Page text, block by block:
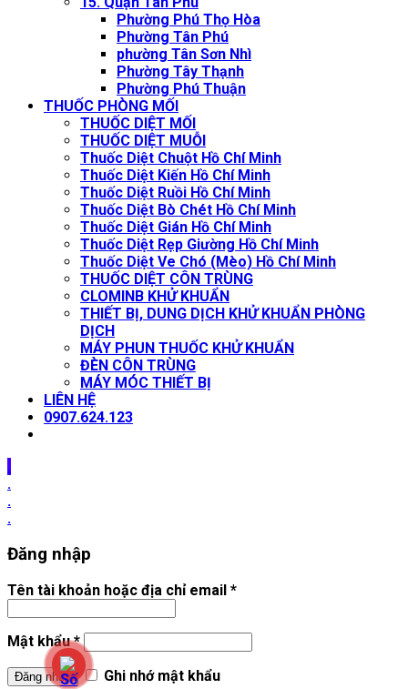
Phường Phú Thọ Hòa
Phường Tân Phú
phường Tân Sơn Nhì
Phường Tây Thạnh
Phường Phú Thuận
THUỐC PHÒNG MỐI
THUỐC DIỆT MỐI
THUỐC DIỆT MUỖI
Thuốc Diệt Chuột Hồ Chí Minh
Thuốc Diệt Kiến Hồ Chí Minh
Thuốc Diệt Ruồi Hồ Chí Minh
Thuốc Diệt Bò Chét Hồ Chí Minh
Thuốc Diệt Gián Hồ Chí Minh
Thuốc Diệt Rẹp Giường Hồ Chí Minh
Thuốc Diệt Ve Chó (Mèo) Hồ Chí Minh
THUỐC DIỆT CÔN TRÙNG
CLOMINB KHỬ KHUẨN
THIẾT BỊ, DUNG DỊCH KHỬ KHUẨN PHÒNG
DỊCH
MÁY PHUN THUỐC KHỬ KHUẨN
ĐÈN CÔN TRÙNG
MÁY MÓC THIẾT BỊ
LIÊN HỆ
0907.624.123
.
.
.
.
Đăng nhập
Tên tài khoản hoặc địa chỉ email *
Mật khẩu*
Đăng nhập Ghi nhớ mật khẩu